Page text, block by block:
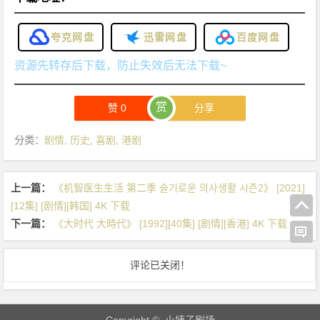
夸克网盘 迅雷网盘 百度网盘
资源先转存后下载，防止失效后无法下载~
赞0 赏 分享
分类： 剧情 历史 ,喜剧 ,港剧
上一篇：
《机智医生生活 第二季 슬기로운 의사생활 시즌2》 [2021]
[12集] [剧情][韩国] 4K 下载
下一篇：
《大时代 大時代》 [1992][40集] [剧情][香港] 4K 下载
评论已关闭！